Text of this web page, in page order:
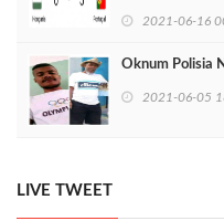
2021-06-16
Oknum Polisia
2021-06-05
LIVE TWEET